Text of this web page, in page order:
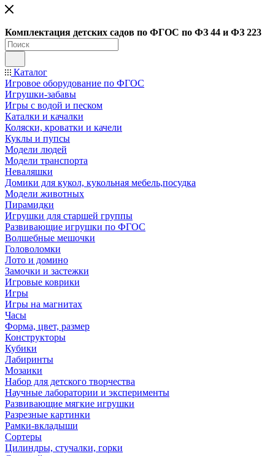
Комплектация детских садов по ФГОC по ФЗ 44 и ФЗ 223
Каталог
Игровое оборудование по ФГОС
Игрушки-забавы
Игры с водой и песком
Каталки и качалки
Коляски, кроватки и качели
Куклы и пупсы
Модели людей
Модели транспорта
Неваляшки
Домики для кукол, кукольная мебель,посудка
Модели животных
Пирамидки
Игрушки для старшей группы
Развивающие игрушки по ФГОС
Волшебные мешочки
Головоломки
Лото и домино
Замочки и застежки
Игровые коврики
Игры
Игры на магнитах
Часы
Форма, цвет, размер
Конструкторы
Кубики
Лабиринты
Мозаики
Набор для детского творчества
Научные лаборатории и эксперименты
Развивающие мягкие игрушки
Разрезные картинки
Рамки-вкладыши
Сортеры
Цилиндры, стучалки, горки